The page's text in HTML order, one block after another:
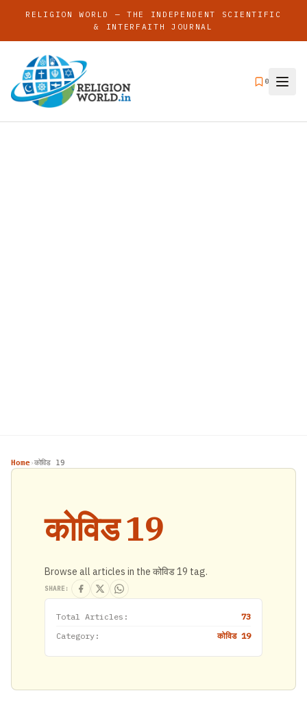
RELIGION WORLD — THE INDEPENDENT SCIENTIFIC
& INTERFAITH JOURNAL
0
Home›कोविड 19
कोविड 19
Browse all articles in the कोविड 19 tag.
SHARE:
Total Articles:
73
Category:
कोविड 19